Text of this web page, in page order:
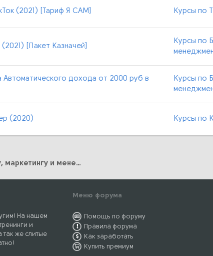
(2021) [Тариф Я САМ] Курсы по
[Пакет Казначей]
Курсы по
Автоматического дохода от 2000 руб в
Курсы по
(2020) Курсы по
Курсы по Бизнесу, маркетингу и менеджменту
На нашем
и
так же слитые
Меню форума
Помощь по форуму
Правила форума
Как заработать
Купить премиум